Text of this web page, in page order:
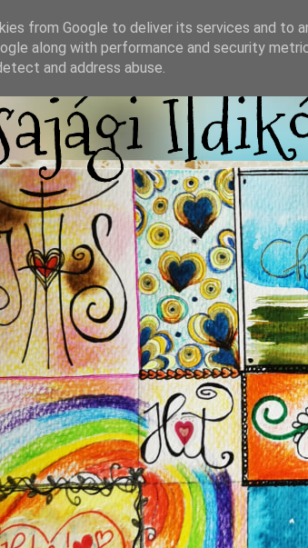
from Google to deliver its services and to
along with performance and security
and address abuse.